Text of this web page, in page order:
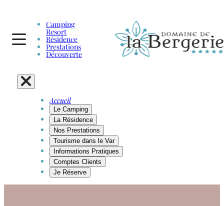
Camping
Resort
Résidence
Prestations
Découverte
Accueil
Le Camping
La Résidence
Nos Prestations
Tourisme dans le Var
Informations Pratiques
Comptes Clients
Je Réserve